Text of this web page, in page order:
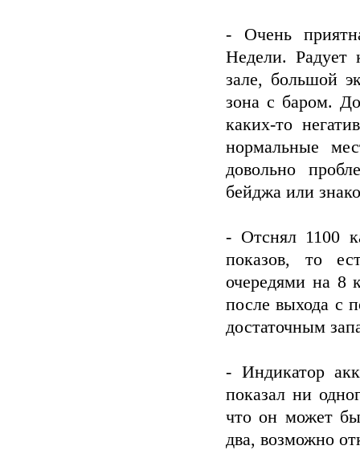
- Очень
Недели. Радует
зале, большой
зона с баром.
каких-то
нормальные
довольно
бейджа или
- Отснял 1100
показов, то
очередями на 8
после выхода с
достаточным
- Индикатор
показал ни
что он может
два, возможно